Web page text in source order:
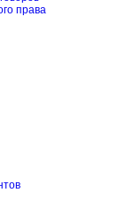
права